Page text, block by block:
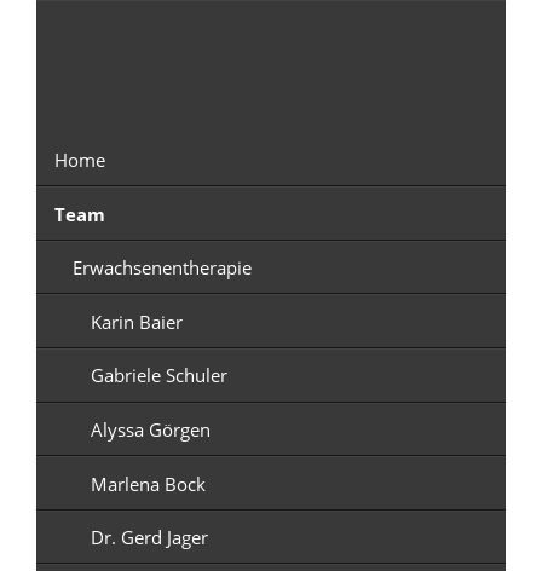
Home
Team
Erwachsenentherapie
Karin Baier
Gabriele Schuler
Alyssa Görgen
Marlena Bock
Dr. Gerd Jager